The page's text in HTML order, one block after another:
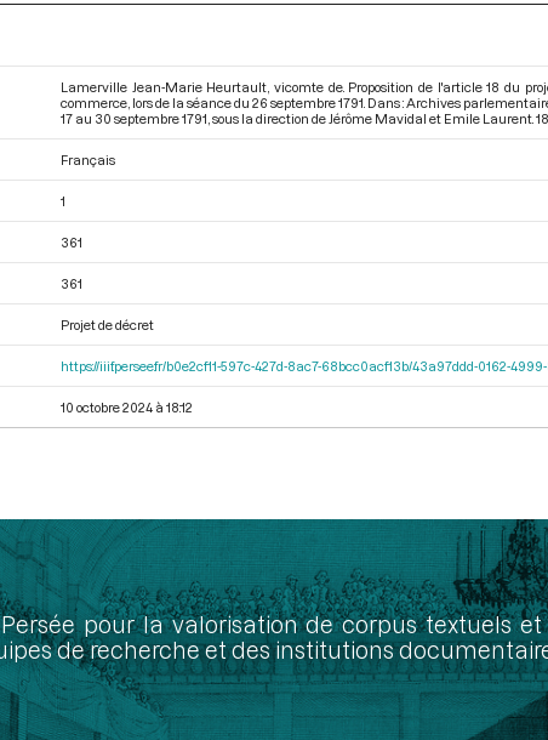
Lamerville Jean-Marie Heurtault, vicomte de. Proposition de l'article 18 du
commerce, lors de la séance du 26 septembre 1791. Dans : Archives
17 au 30 septembre 1791 , sous la direction de Jérôme Mavidal et Emile Laurent.
Français
1
361
361
Projet de décret
https://iiif.persee.fr/b0e2cf11-597c-427d-8ac7-68bcc0acf13b/43a97ddd-0162-
10 octobre 2024 à 18:12
pour la valorisation de corpus textuels
de recherche et des institutions